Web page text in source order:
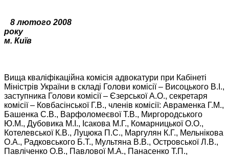
8 лютого 2008
року
м. Київ
Вища кваліфікаційна комісія адвокатури при Кабінеті
Міністрів України в складі Голови комісії – Висоцького В.І.,
заступника Голови комісії – Єзерської А.О., секретаря
комісії – Ковбасінської Г.В., членів комісії: Авраменка Г.М.,
Башенка С.В., Варфоломеєвої Т.В., Миргородського
Ю.М., Дубовика М.І., Ісакова М.Г., Комарницької О.О.,
Котелевської К.В., Луцюка П.С., Маргулян К.Г., Мельнікова
О.А., Радковського Б.Т., Мультяна В.В., Островської Л.В.,
Павліченко О.В., Павлової М.А., Панасенко Т.П.,